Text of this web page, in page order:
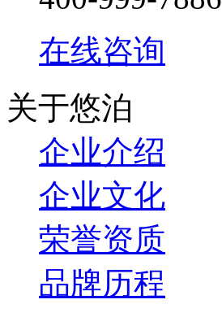
在线咨询
关于悠泊
企业介绍
企业文化
荣誉资质
品牌历程